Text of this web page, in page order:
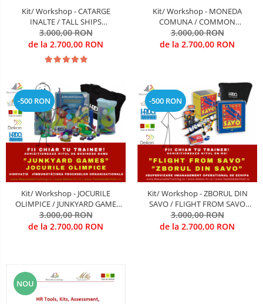
Kit/ Workshop - CATARGE
INALTE / TALL SHIPS
(Antrenarea Competentelor de
STABILIRE OBIECTIVE,
OPTIMIZARE; CREATIVITATE;
PERFORMANTA CALITATIVA SI
3.000,00 RON
de la 2.700,00 RON
Kit/ Workshop - MONEDA
COMUNA / COMMON
CURRENCY (Antrearea
competentelor de COOPERARE
3.000,00 RON
de la 2.700,00 RON
-500 RON
Kit/ Workshop - JOCURILE
OLIMPICE / JUNKYARD GAME
(Antrenarea competentelor de
INOVARE si imbunatatire
3.000,00 RON
de la 2.700,00 RON
-500 RON
Kit/ Workshop - ZBORUL DIN
SAVO / FLIGHT FROM SAVO
(Antrenarea competentelor de
supervizare)
3.000,00 RON
de la 2.700,00 RON
NOU